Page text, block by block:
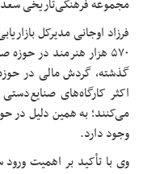
مجموعه فرهنگی‌تاریخی
فرزاد اوجانی مدیرکل
اکثر کارگاه‌های
می‌کنند؛ به همین دلیل در
وجود دارد.
وی با تأکید بر اهمیت